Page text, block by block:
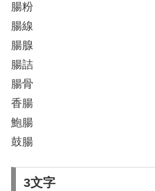
腸粉
腸線
腸腺
腸詰
腸骨
香腸
鮑腸
鼓腸
3文字